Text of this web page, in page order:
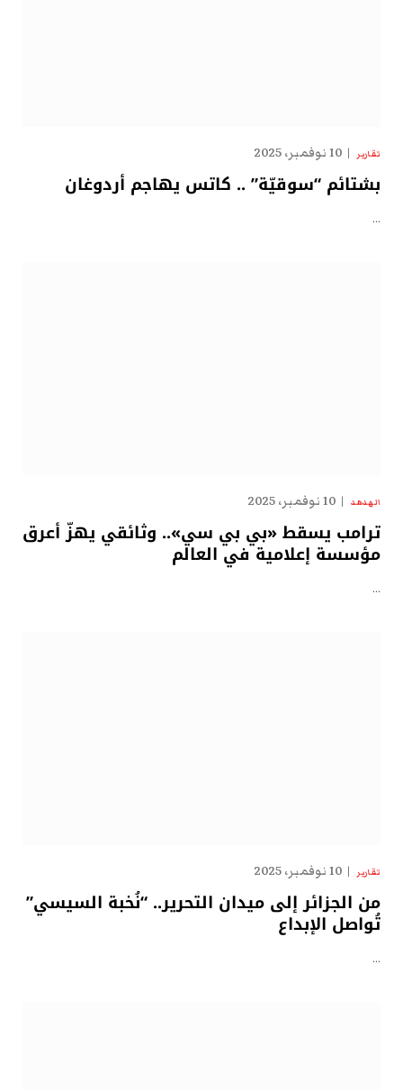
تقارير 10 نوفمبر، 2025
بشتائم “سوقيّة” .. كاتس يهاجم أردوغان
…
الهدهد 10 نوفمبر، 2025
ترامب يسقط «بي بي سي».. وثائقي يهزّ أعرق
مؤسسة إعلامية في العالم
…
تقارير 10 نوفمبر، 2025
من الجزائر إلى ميدان التحرير.. “نُخبة السيسي”
تُواصل الإبداع
…